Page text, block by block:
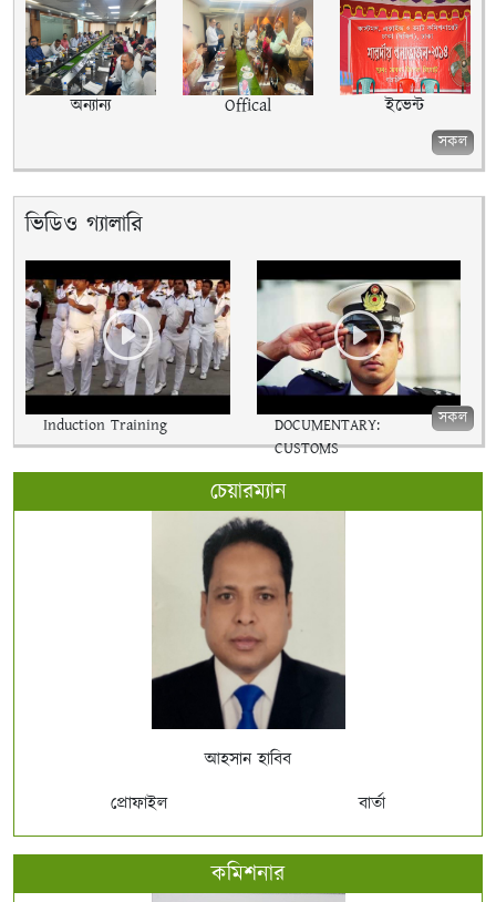
অন্যান্য Offical ইভেন্ট
সকল
ভিডিও গ্যালারি
Induction Training
DOCUMENTARY:
CUSTOMS
সকল
চেয়ারম্যান
আহসান হাবিব
প্রোফাইল
বার্তা
কমিশনার